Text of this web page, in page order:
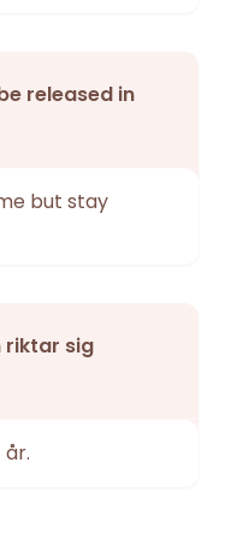
released in
but stay
riktar sig